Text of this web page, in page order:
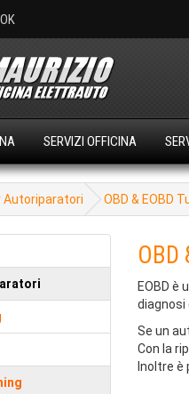
SERVIZI OFFICINA
Autoriparatori OBD & EOBD
OBD
EOBD è
diagnosi
Se un
Con la
Inoltre è